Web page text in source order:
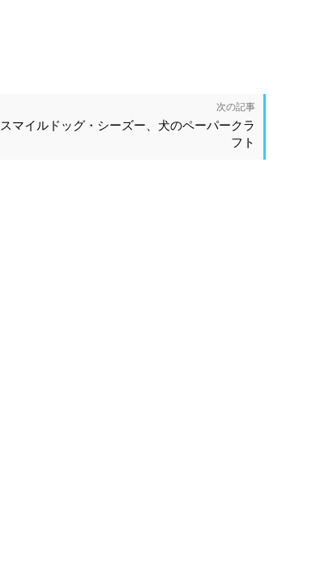
次の記事
スマイルドッグ・シーズー、犬のペーパークラ
フト